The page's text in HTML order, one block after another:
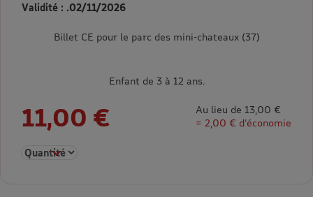
Validité : .02/11/2026
Billet CE pour le parc des mini-chateaux (37)
Enfant de 3 à 12 ans.
11,00 €
Au lieu de 13,00 €
= 2,00 € d’économie
Sélectionner la quantité pour Enfant Parc Mini-Châteaux de la